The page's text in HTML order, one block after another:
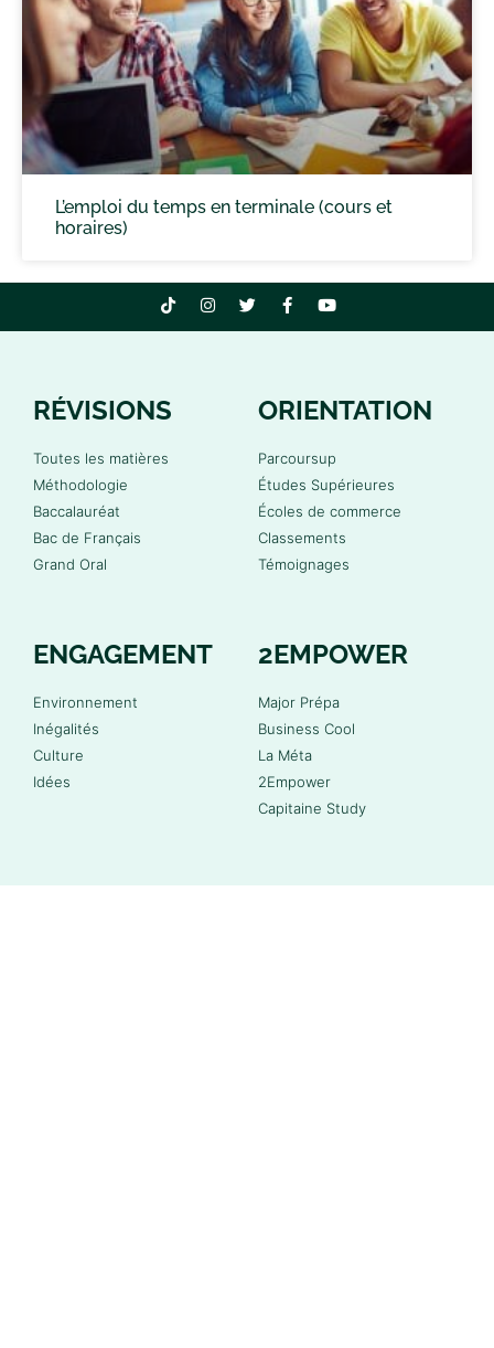
L’emploi du temps en terminale (cours et
horaires)
RÉVISIONS
Toutes les matières
Méthodologie
Baccalauréat
Bac de Français
Grand Oral
ORIENTATION
Parcoursup
Études Supérieures
Écoles de commerce
Classements
Témoignages
ENGAGEMENT
Environnement
Inégalités
Culture
Idées
2EMPOWER
Major Prépa
Business Cool
La Méta
2Empower
Capitaine Study